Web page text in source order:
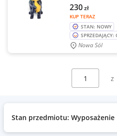
KUP TERAZ
230zł
STAN: NOWY
Nowa Sól
Wybierz stronę:
Stan przedmiotu: Wyposażenie